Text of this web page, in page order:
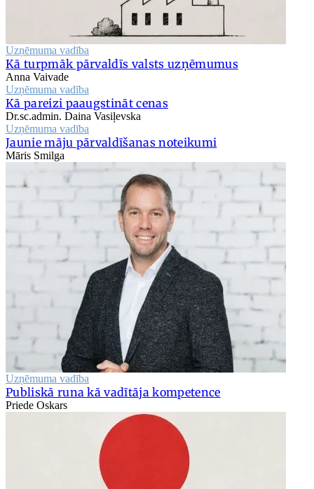
Uzņēmuma vadība
Kā turpmāk pārvaldīs valsts uzņēmumus
Anna Vaivade
Uzņēmuma vadība
Kā pareizi paaugstināt cenas
Dr.sc.admin. Daina Vasiļevska
Uzņēmuma vadība
Jaunie māju pārvaldīšanas noteikumi
Māris Smilga
Uzņēmuma vadība
Publiskā runa kā vadītāja kompetence
Priede Oskars